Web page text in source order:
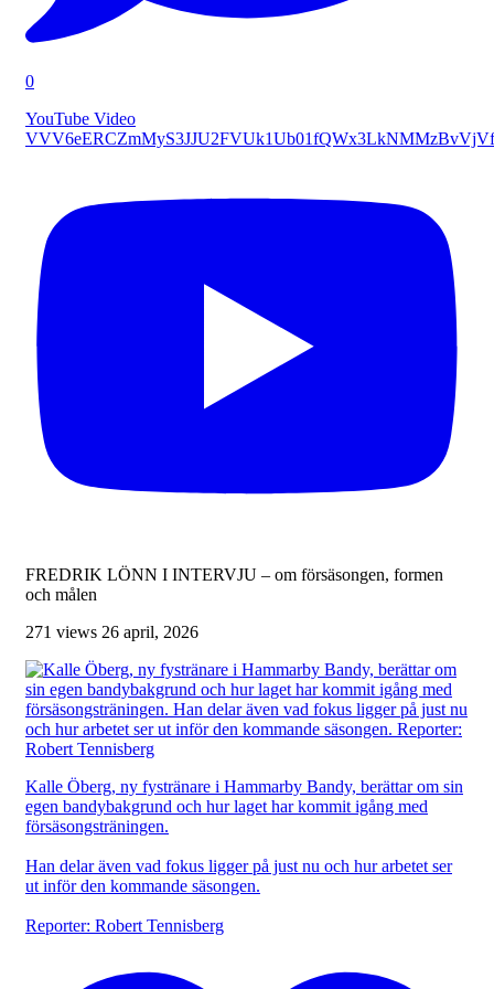
0
YouTube Video
FREDRIK LÖNN I INTERVJU – om försäsongen, formen
och målen
271 views 26 april, 2026
Kalle Öberg, ny fystränare i Hammarby Bandy, berättar om sin
egen bandybakgrund och hur laget har kommit igång med
försäsongsträningen.
Han delar även vad fokus ligger på just nu och hur arbetet ser
ut inför den kommande säsongen.
Reporter: Robert Tennisberg